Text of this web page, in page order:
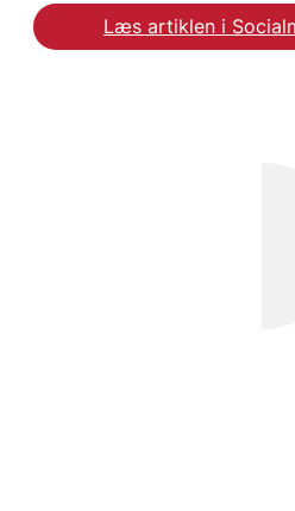
Læs artiklen i